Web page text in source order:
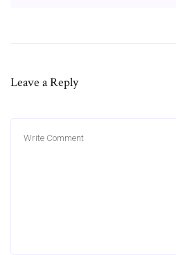
Leave a Reply